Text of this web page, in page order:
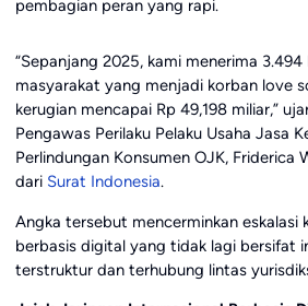
pembagian peran yang rapi.
“Sepanjang 2025, kami menerima
masyarakat yang menjadi korban love
kerugian mencapai Rp 49,198 miliar,”
Pengawas Perilaku Pelaku Usaha Jasa
Perlindungan Konsumen OJK, Friderica
dari Surat Indonesia.
Angka tersebut mencerminkan eskalasi
berbasis digital yang tidak lagi bersifat
terstruktur dan terhubung lintas